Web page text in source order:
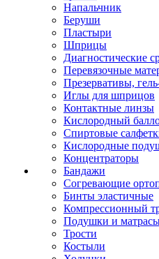
Напальчник
Беруши
Пластыри
Шприцы
Диагностические
Перевязочные
Презервативы,
Иглы для шприцов
Контактные линзы
Кислородный
Спиртовые
Кислородные
Концентраторы
Бандажи
Согревающие
Бинты эластичные
Компрессионный
Подушки и
Трости
Костыли